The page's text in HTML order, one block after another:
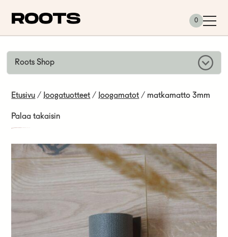
0
Roots Shop
Etusivu / Joogatuotteet / Joogamatot / matkamatto 3mm
Palaa takaisin